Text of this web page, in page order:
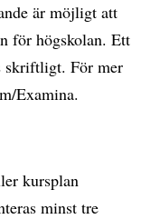
är möjligt att
för högskolan. Ett
skriftligt. För mer
Examina.
kursplan
minst tre